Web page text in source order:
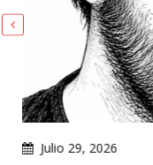
Julio 29, 2026